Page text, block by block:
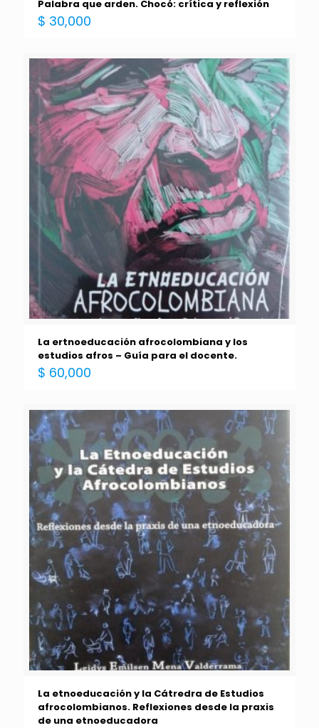
Palabra que arden. Chocó: crítica y reflexión
$ 30,000
La ertnoeducación afrocolombiana y los
estudios afros – Guía para el docente.
$ 60,000
La etnoeducación y la Cátredra de Estudios
afrocolombianos. Reflexiones desde la praxis
de una etnoeducadora